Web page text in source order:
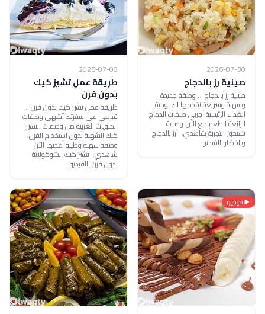
2026-07-30
صينية رز بالدجاج
صينية رز بالدجاج ... وصفة جديدة
وسهلة وسريعة نقدمها لك لوجبة
الغداء الرئيسية، جربي طبخات الدجاج
الرائعة الطعم مع الأرز، وصفة
تستحق التجربة شاهدي: أرز بالدجاج
والخضار بالفيديو
2026-07-08
طريقة عمل تشيز كيك
بدون فرن
طريقة عمل تشيز كيك بدون فرن ..
قدمي على سفرتك أشهى وصفات
الحلويات الغربية من وصفات التشيز
كيك الشهية بدون استخدام الفرن،
وصفة سهلة وطيبة أعديها الآن
شاهدي: تشيز كيك الشوكولاتة
بدون فرن بالفيديو
فيديو